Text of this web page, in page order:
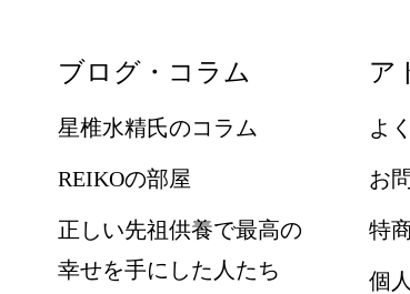
ブログ・コラム
星椎水精氏のコラム
REIKOの部屋
正しい先祖供養で最高の
幸せを手にした人たち
ア
よ
お
特
個